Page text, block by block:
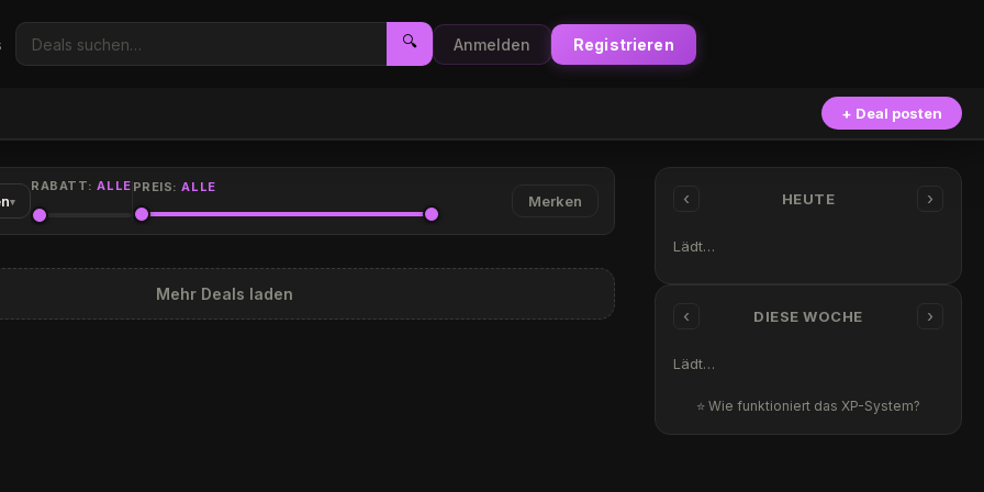
🔍 Anmelden Registrieren
+ Deal posten
▾
RABATT:ALLE PREIS:ALLE
Merken
Mehr Deals laden
‹ HEUTE ›
Lädt…
‹ DIESE WOCHE ›
Lädt…
⭐ Wie funktioniert das XP-System?